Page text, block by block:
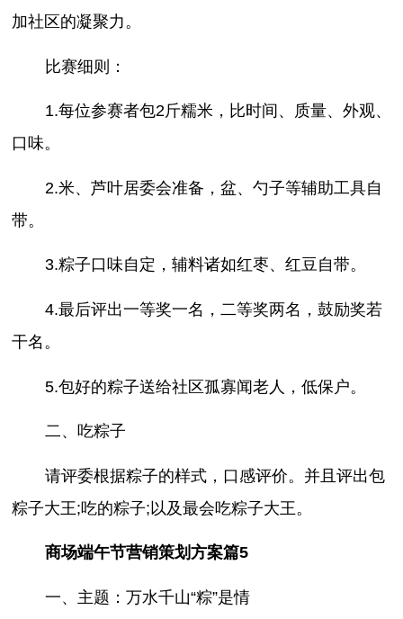
加社区的凝聚力。
比赛细则：
1.每位参赛者包2斤糯米，比时间、质量、外观、
口味。
2.米、芦叶居委会准备，盆、勺子等辅助工具自
带。
3.粽子口味自定，辅料诸如红枣、红豆自带。
4.最后评出一等奖一名，二等奖两名，鼓励奖若
干名。
5.包好的粽子送给社区孤寡闻老人，低保户。
二、吃粽子
请评委根据粽子的样式，口感评价。并且评出包
粽子大王;吃的粽子;以及最会吃粽子大王。
商场端午节营销策划方案篇5
一、主题：万水千山“粽”是情